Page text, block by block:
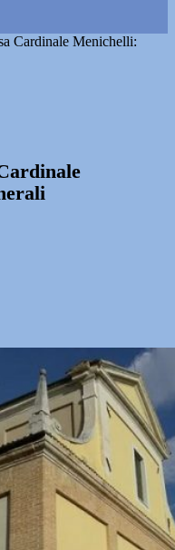
Cardinale Menichelli: